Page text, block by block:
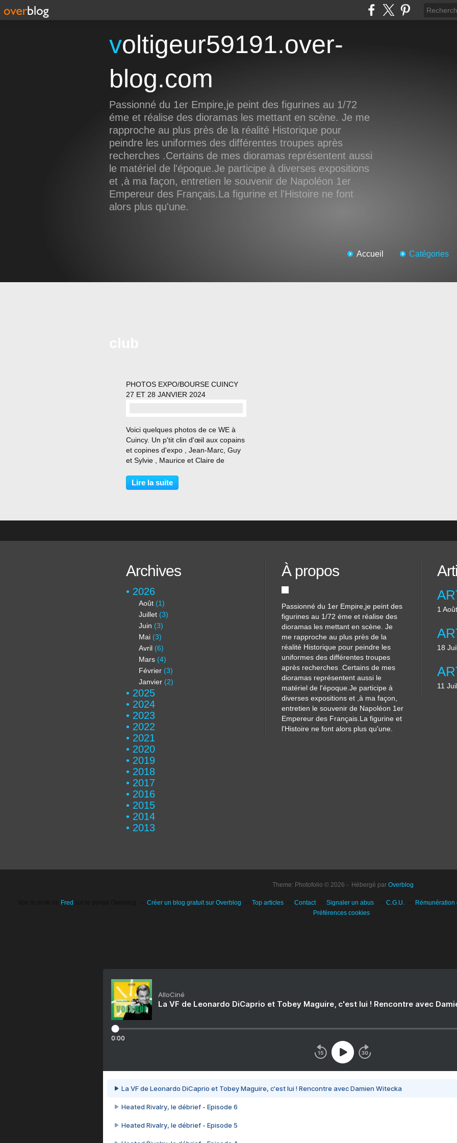
voltigeur59191.over-
blog.com
Passionné du 1er Empire,je peint des figurines au 1/72
éme et réalise des dioramas les mettant en scène. Je me
rapproche au plus près de la réalité Historique pour
peindre les uniformes des différentes troupes après
recherches .Certains de mes dioramas représentent aussi
le matériel de l'époque.Je participe à diverses expositions
et ,à ma façon, entretien le souvenir de Napoléon 1er
Empereur des Français.La figurine et l'Histoire ne font
alors plus qu'une.
Accueil Catégories
PHOTOS EXPO/BOURSE CUINCY
27 ET 28 JANVIER 2024
Voici quelques photos de ce WE à
Cuincy. Un p'tit clin d'œil aux copains
et copines d'expo , Jean-Marc, Guy
et Sylvie , Maurice et Claire de
, puis aux amis venus en visiteurs
,Wilfrid , Sam ,Pascal et Paule.
Lire la suite
Archives
2026
Août (1)
Juillet (3)
Juin (3)
Mai (3)
Avril (6)
Mars (4)
Février (3)
Janvier (2)
2025
2024
2023
2022
2021
2020
2019
2018
2017
2016
2015
2014
2013
À propos
Passionné du 1er Empire,je peint des
figurines au 1/72 éme et réalise des
dioramas les mettant en scène. Je
me rapproche au plus près de la
réalité Historique pour peindre les
uniformes des différentes troupes
après recherches .Certains de mes
dioramas représentent aussi le
matériel de l'époque.Je participe à
diverses expositions et ,à ma façon,
entretien le souvenir de Napoléon 1er
Empereur des Français.La figurine et
l'Histoire ne font alors plus qu'une.
1
18
11
Theme: Photofolio © 2026 - Hébergé par Overblog
Fred Créer un blog gratuit sur Overblog Top articles Contact Signaler un abus C.G.U. Rémunération
Préférences cookies
AlloCiné
La VF de Leonardo DiCaprio et Tobey Maguire, c'est lui ! Rencontre avec
0:00
La VF de Leonardo DiCaprio et Tobey Maguire, c'est lui ! Rencontre avec Damien Witecka
Heated Rivalry, le débrief - Episode 6
Heated Rivalry, le débrief - Episode 5